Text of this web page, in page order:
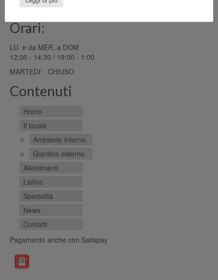
Orari:
LU. e da MER. a DOM
12:00 - 14:30 / 19:00 - 1:00
MARTEDI': CHIUSO
Contenuti
Home
Il locale
Ambiente interno
Giardino esterno
Allestimenti
Listino
Specialità
News
Contatti
Pagamento anche con Satispay